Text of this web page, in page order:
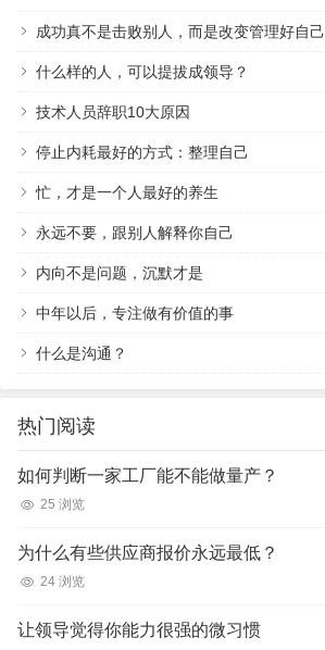
成功真不是击败别人，而是改变管理好自己
什么样的人，可以提拔成领导？
技术人员辞职10大原因
停止内耗最好的方式：整理自己
忙，才是一个人最好的养生
永远不要，跟别人解释你自己
内向不是问题，沉默才是
中年以后，专注做有价值的事
什么是沟通？
热门阅读
如何判断一家工厂能不能做量产？
25 浏览
为什么有些供应商报价永远最低？
24 浏览
让领导觉得你能力很强的微习惯